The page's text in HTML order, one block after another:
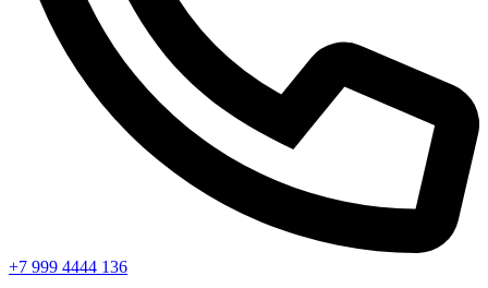
+7 999 4444 136